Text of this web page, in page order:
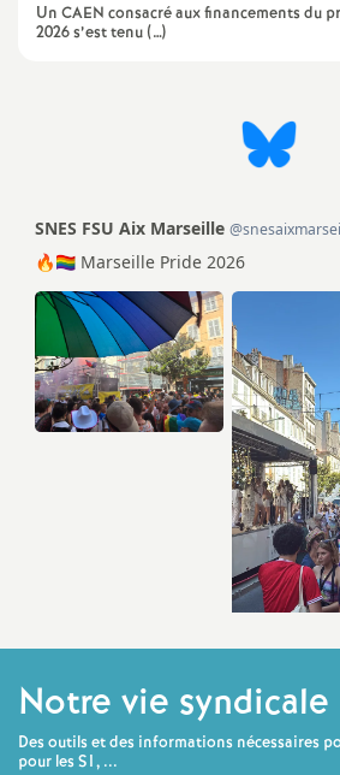
Un CAEN consacré aux financements du
2026 s’est tenu (…)
Notre vie syndicale
Des outils et des informations nécessaires
pour les S1, ...